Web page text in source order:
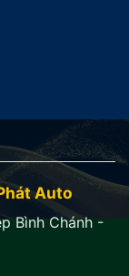
Auto
Bình Chánh -